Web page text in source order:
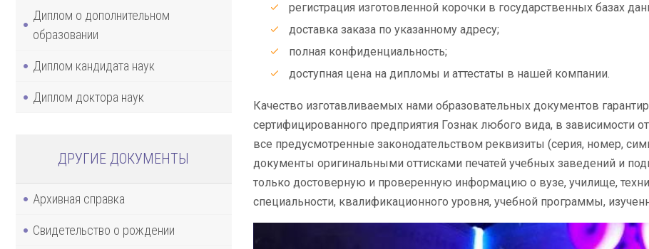
Диплом о дополнительном
образовании
Диплом кандидата наук
Диплом доктора наук
ДРУГИЕ ДОКУМЕНТЫ
Архивная справка
Свидетельство о рождении
регистрация изготовленной корочки в государственных базах
доставка заказа по указанному адресу;
полная конфиденциальность;
доступная цена на дипломы и аттестаты в нашей компании.
Качество изготавливаемых нами образовательных документов
сертифицированного предприятия Гознак любого вида, в зависимости
все предусмотренные законодательством реквизиты (серия, номер,
документы оригинальными оттисками печатей учебных заведений и
только достоверную и проверенную информацию о вузе, училище,
специальности, квалификационного уровня, учебной программы,